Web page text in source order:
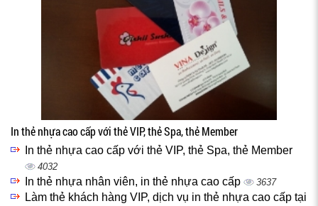
In thẻ nhựa cao cấp với thẻ VIP, thẻ Spa, thẻ Member
In thẻ nhựa cao cấp với thẻ VIP, thẻ Spa, thẻ Member
4032
In thẻ nhựa nhân viên, in thẻ nhựa cao cấp 3637
Làm thẻ khách hàng VIP, dịch vụ in thẻ nhựa cao cấp tại